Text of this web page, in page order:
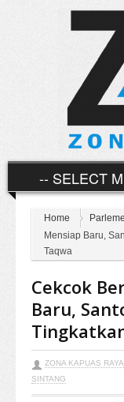
Home
Mensiap Baru,
Taqwa
Cekcok
Baru,
ZONA KAPUAS RAYA
SINTANG